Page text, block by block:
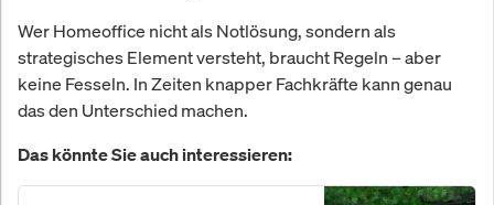
Wer Homeoffice nicht als Notlösung, sondern als
strategisches Element versteht, braucht Regeln – aber
keine Fesseln. In Zeiten knapper Fachkräfte kann genau
das den Unterschied machen.
Das könnte Sie auch interessieren: